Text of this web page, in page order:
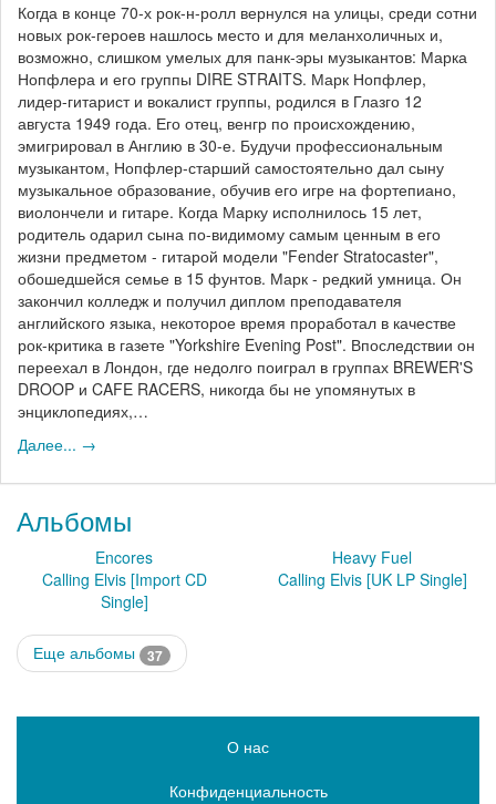
Когда в конце 70-х рок-н-ролл вернулся на улицы, среди сотни
новых рок-героев нашлось место и для меланхоличных и,
возможно, слишком умелых для панк-эры музыкантов: Марка
Нопфлера и его группы DIRE STRAITS. Марк Нопфлер,
лидер-гитарист и вокалист группы, родился в Глазго 12
августа 1949 года. Его отец, венгр по происхождению,
эмигрировал в Англию в 30-е. Будучи профессиональным
музыкантом, Нопфлер-старший самостоятельно дал сыну
музыкальное образование, обучив его игре на фортепиано,
виолончели и гитаре. Когда Марку исполнилось 15 лет,
родитель одарил сына по-видимому самым ценным в его
жизни предметом - гитарой модели "Fender Stratocaster",
обошедшейся семье в 15 фунтов. Марк - редкий умница. Он
закончил колледж и получил диплом преподавателя
английского языка, некоторое время проработал в качестве
рок-критика в газете "Yorkshire Evening Post". Впоследствии он
переехал в Лондон, где недолго поиграл в группах BREWER'S
DROOP и CAFE RACERS, никогда бы не упомянутых в
энциклопедиях,…
Далее... →
Альбомы
Encores
Heavy Fuel
Calling Elvis [Import CD
Single]
Calling Elvis [UK LP Single]
Еще альбомы 37
О нас
Конфиденциальность